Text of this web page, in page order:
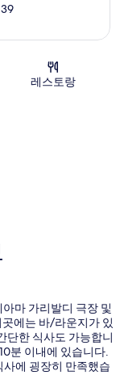
레스토랑
마 가리발디 극장 및
에는 바/라운지가 있
단한 식사도 가능합니
분 이내에 있습니다.
에 굉장히 만족했습